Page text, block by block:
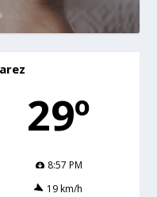
29º
8:57 PM
19 km/h